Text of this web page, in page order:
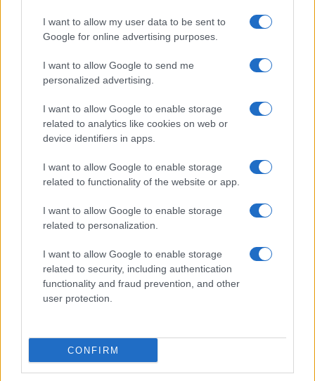
I want to allow my user data to be sent to
Google for online advertising purposes.
I want to allow Google to send me
personalized advertising.
I want to allow Google to enable storage
related to analytics like cookies on web or
device identifiers in apps.
I want to allow Google to enable storage
related to functionality of the website or app.
I want to allow Google to enable storage
related to personalization.
I want to allow Google to enable storage
related to security, including authentication
functionality and fraud prevention, and other
user protection.
CONFIRM
Missione ‘The Grain Goddess Provides’: Rocket Lab
completa l’ottavo lancio per iQPS
TECH
pickup elettrico
Roberto Capelli · 6 Ago 2026